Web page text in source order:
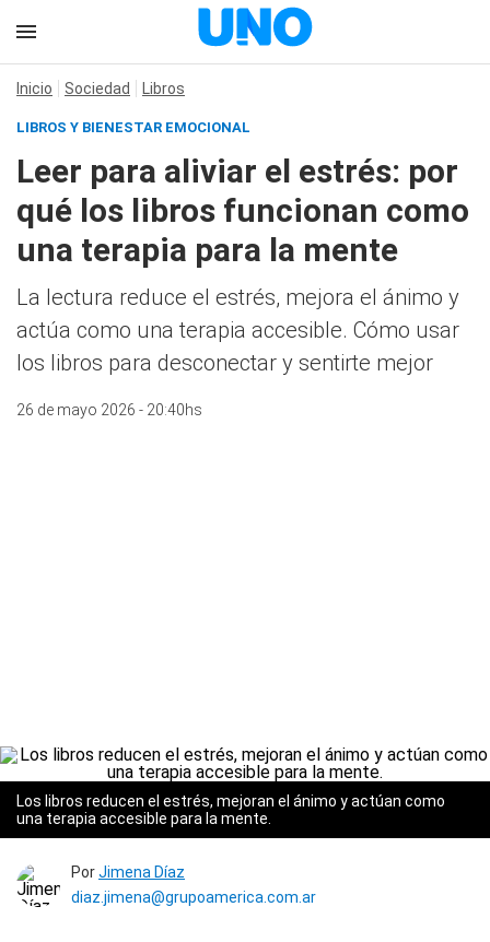
Inicio Sociedad Libros
LIBROS Y BIENESTAR EMOCIONAL
Leer para aliviar el estrés: por
qué los libros funcionan como
una terapia para la mente
La lectura reduce el estrés, mejora el ánimo y
actúa como una terapia accesible. Cómo usar
los libros para desconectar y sentirte mejor
26 de mayo 2026 - 20:40hs
Los libros reducen el estrés, mejoran el ánimo y actúan como
una terapia accesible para la mente.
PorJimena Díaz
diaz.jimena@grupoamerica.com.ar